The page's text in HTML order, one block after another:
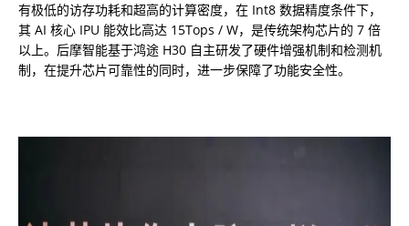
有极低的访存功耗和超高的计算密度，在 Int8 数据精度条件下，
其 AI 核心 IPU 能效比高达 15Tops / W，是传统架构芯片的 7 倍
以上。后摩智能基于鸿途 H30 自主研发了硬件增强机制和检测机
制，在提升芯片可靠性的同时，进一步保障了功能安全性。